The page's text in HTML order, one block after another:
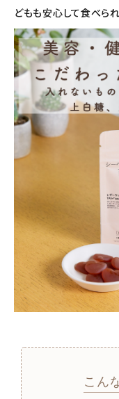
どもも安心して食べら
こん